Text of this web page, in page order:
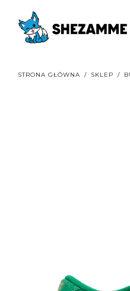
STRONA GŁÓWNA / SKLEP /